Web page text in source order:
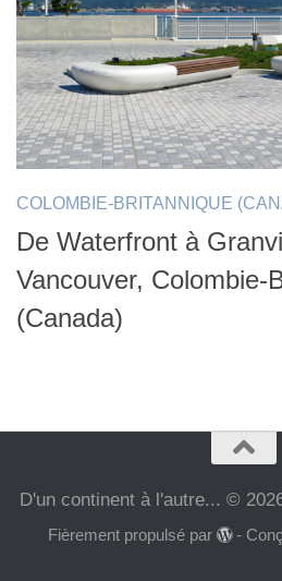
COLOMBIE-BRITANNIQUE
De Waterfront à
Vancouver, Colombie-
(Canada)
D'un continent à l'autre... ©
Fièrement propulsé par -